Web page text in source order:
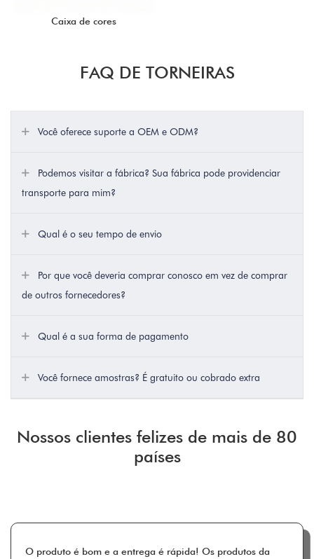
Caixa de cores
FAQ DE TORNEIRAS
Você oferece suporte a OEM e ODM?
Podemos visitar a fábrica? Sua fábrica pode providenciar
transporte para mim?
Qual é o seu tempo de envio
Por que você deveria comprar conosco em vez de comprar
de outros fornecedores?
Qual é a sua forma de pagamento
Você fornece amostras? É gratuito ou cobrado extra
Nossos clientes felizes de mais de 80
países
O produto é bom e a entrega é rápida! Os produtos da